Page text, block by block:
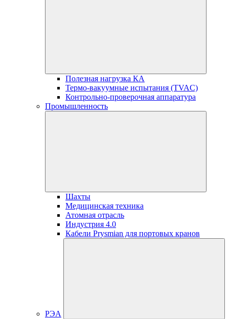
Полезная нагрузка КА
Термо-вакуумные испытания (TVAC)
Контрольно-проверочная аппаратура
Промышленность
Шахты
Медицинская техника
Атомная отрасль
Индустрия 4.0
Кабели Prysmian для портовых кранов
РЭА